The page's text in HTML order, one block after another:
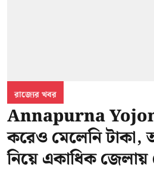
রাজ্যের খবর
Annapurna
করেও মেলেনি টাকা,
নিয়ে একাধিক